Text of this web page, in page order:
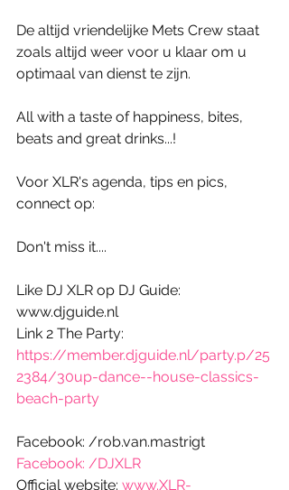
De altijd vriendelijke Mets Crew staat
zoals altijd weer voor u klaar om u
optimaal van dienst te zijn.
All with a taste of happiness, bites,
beats and great drinks...!
Voor XLR's agenda, tips en pics,
connect op:
Don't miss it....
Like DJ XLR op DJ Guide:
www.djguide.nl
Link 2 The Party:
https://member.djguide.nl/party.p/25
2384/30up-dance--house-classics-
beach-party
Facebook: /rob.van.mastrigt
Facebook: /DJXLR
Official website: www.XLR-